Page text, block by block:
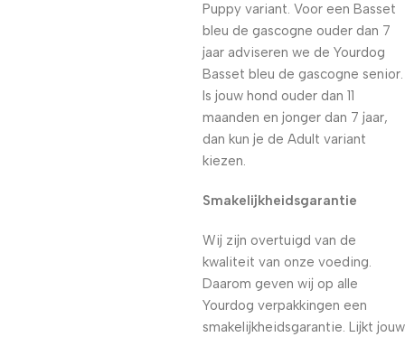
Puppy variant. Voor een Basset
bleu de gascogne ouder dan 7
jaar adviseren we de Yourdog
Basset bleu de gascogne senior.
Is jouw hond ouder dan 11
maanden en jonger dan 7 jaar,
dan kun je de Adult variant
kiezen.
Smakelijkheidsgarantie
Wij zijn overtuigd van de
kwaliteit van onze voeding.
Daarom geven wij op alle
Yourdog verpakkingen een
smakelijkheidsgarantie. Lijkt jouw